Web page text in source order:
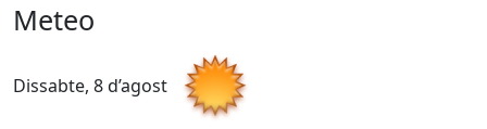
Meteo
Dissabte, 8 d’agost